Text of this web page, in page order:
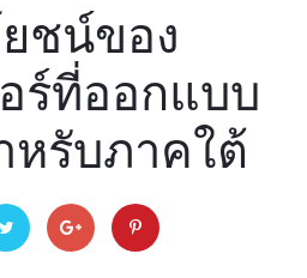
ชน์ของ
ร์ที่ออกแบบ
หรับภาคใต้